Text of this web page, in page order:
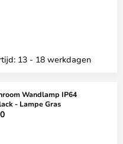
13 - 18 werkdagen
Wandlamp IP64
- Lampe Gras